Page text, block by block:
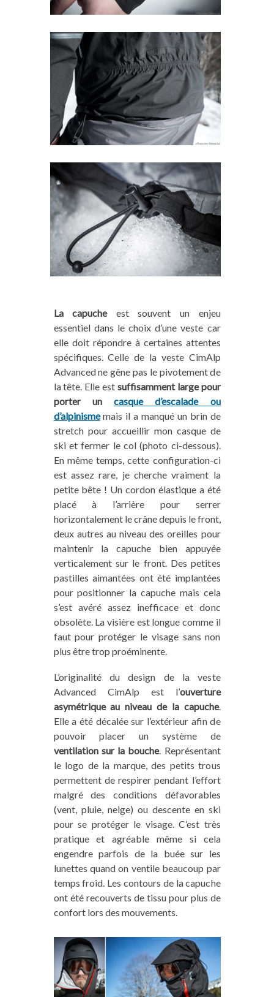
La capucheest souvent un enjeu
essentiel dans le choix d’une veste car
elle doit répondre à certaines attentes
spécifiques. Celle de la veste CimAlp
Advanced ne gêne pas le pivotement de
la tête. Elle est suffisamment large pour
porter un casque d’escalade ou
d’alpinismemais il a manqué un brin de
stretch pour accueillir mon casque de
ski et fermer le col (photo ci-dessous).
En même temps, cette configuration-ci
est assez rare, je cherche vraiment la
petite bête ! Un cordon élastique a été
placé à l’arrière pour serrer
horizontalement le crâne depuis le front,
deux autres au niveau des oreilles pour
maintenir la capuche bien appuyée
verticalement sur le front. Des petites
pastilles aimantées ont été implantées
pour positionner la capuche mais cela
s’est avéré assez inefficace et donc
obsolète. La visière est longue comme il
faut pour protéger le visage sans non
plus être trop proéminente.
L’originalité du design de la veste
Advanced CimAlp est l’ouverture
asymétrique au niveau de la capuche.
Elle a été décalée sur l’extérieur afin de
pouvoir placer un système de
ventilation sur la bouche. Représentant
le logo de la marque, des petits trous
permettent de respirer pendant l’effort
malgré des conditions défavorables
(vent, pluie, neige) ou descente en ski
pour se protéger le visage. C’est très
pratique et agréable même si cela
engendre parfois de la buée sur les
lunettes quand on ventile beaucoup par
temps froid. Les contours de la capuche
ont été recouverts de tissu pour plus de
confort lors des mouvements.